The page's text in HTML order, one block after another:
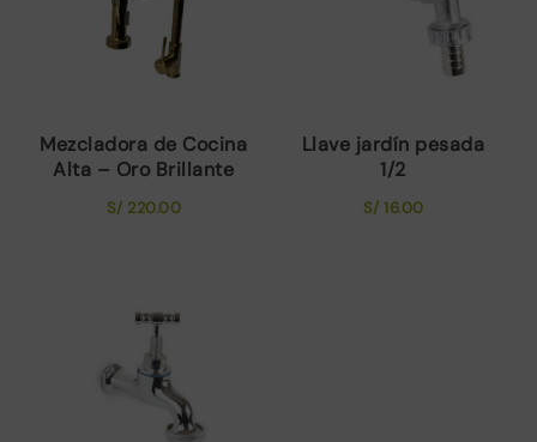
Mezcladora de Cocina
Alta – Oro Brillante
S/ 220.00
Llave jardín pesada
1/2
S/ 16.00